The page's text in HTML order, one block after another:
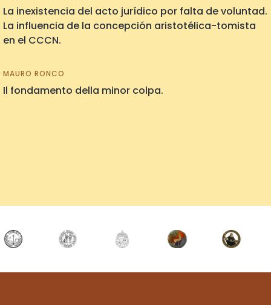
La inexistencia del acto jurídico por falta de voluntad.
La influencia de la concepción aristotélica-tomista
en el CCCN.
MAURO RONCO
Il fondamento della minor colpa.